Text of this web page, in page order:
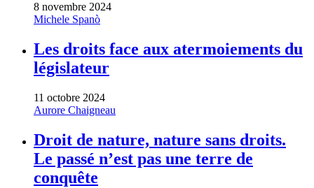
8 novembre 2024
Michele Spanò
Les droits face aux atermoiements du
législateur
11 octobre 2024
Aurore Chaigneau
Droit de nature, nature sans droits.
Le passé n’est pas une terre de
conquête